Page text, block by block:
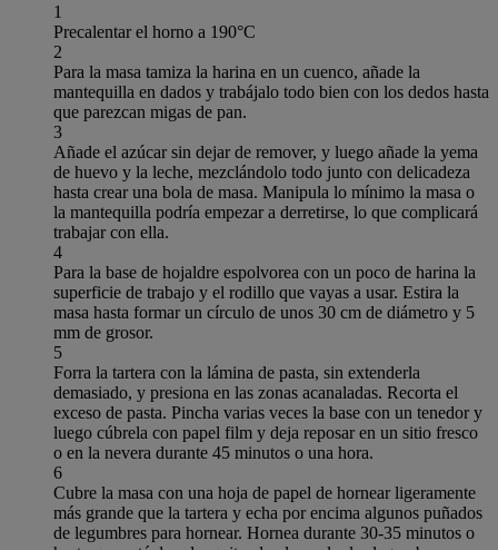
1
Precalentar el horno a 190°C
2
Para la masa tamiza la harina en un cuenco, añade la
mantequilla en dados y trabájalo todo bien con los dedos hasta
que parezcan migas de pan.
3
Añade el azúcar sin dejar de remover, y luego añade la yema
de huevo y la leche, mezclándolo todo junto con delicadeza
hasta crear una bola de masa. Manipula lo mínimo la masa o
la mantequilla podría empezar a derretirse, lo que complicará
trabajar con ella.
4
Para la base de hojaldre espolvorea con un poco de harina la
superficie de trabajo y el rodillo que vayas a usar. Estira la
masa hasta formar un círculo de unos 30 cm de diámetro y 5
mm de grosor.
5
Forra la tartera con la lámina de pasta, sin extenderla
demasiado, y presiona en las zonas acanaladas. Recorta el
exceso de pasta. Pincha varias veces la base con un tenedor y
luego cúbrela con papel film y deja reposar en un sitio fresco
o en la nevera durante 45 minutos o una hora.
6
Cubre la masa con una hoja de papel de hornear ligeramente
más grande que la tartera y echa por encima algunos puñados
de legumbres para hornear. Hornea durante 30-35 minutos o